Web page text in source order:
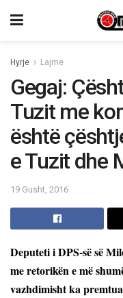
Hyrje Lajme
Gegaj:
Tuzit me
është
e Tuzit dhe
19 Gusht, 2016
Deputeti i DPS-së së
me retorikën e më
vazhdimisht ka